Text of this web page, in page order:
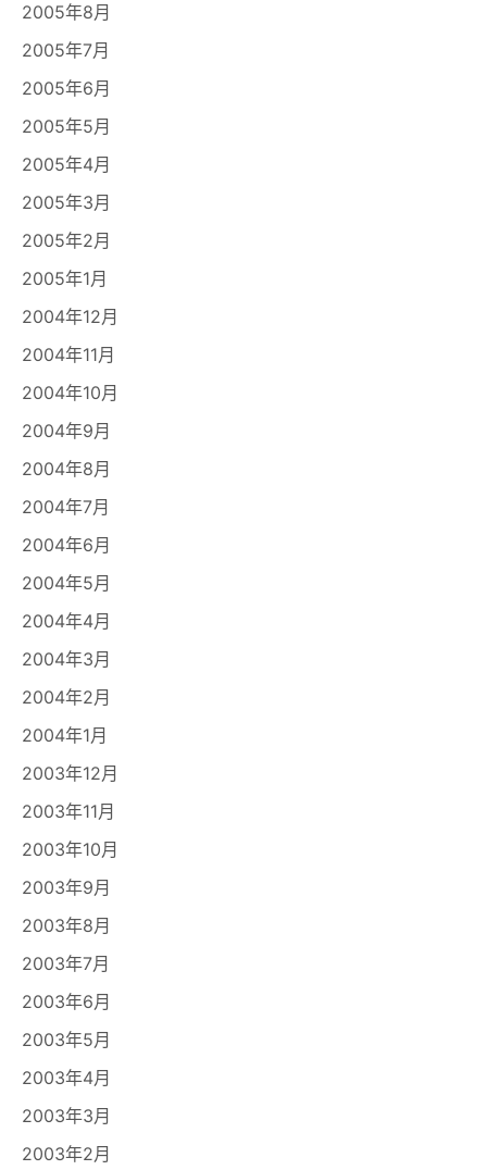
2005年8月
2005年7月
2005年6月
2005年5月
2005年4月
2005年3月
2005年2月
2005年1月
2004年12月
2004年11月
2004年10月
2004年9月
2004年8月
2004年7月
2004年6月
2004年5月
2004年4月
2004年3月
2004年2月
2004年1月
2003年12月
2003年11月
2003年10月
2003年9月
2003年8月
2003年7月
2003年6月
2003年5月
2003年4月
2003年3月
2003年2月